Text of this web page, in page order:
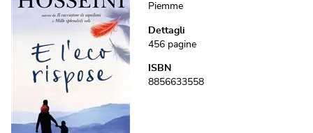
Piemme
Dettagli
456 pagine
ISBN
8856633558